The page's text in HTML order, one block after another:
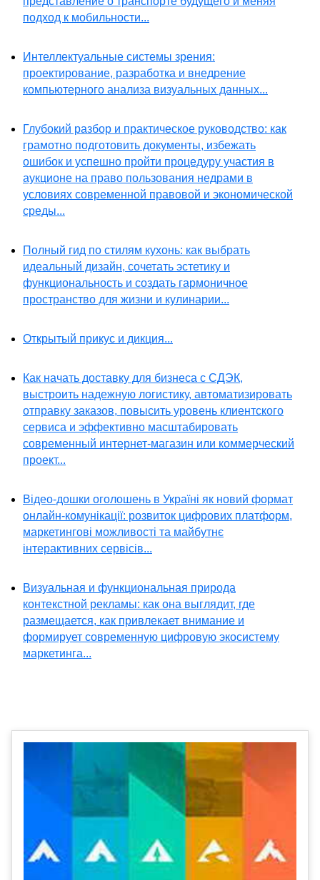
подход к мобильности...
Интеллектуальные системы зрения:
проектирование, разработка и внедрение
компьютерного анализа визуальных данных...
Глубокий разбор и практическое руководство: как
грамотно подготовить документы, избежать
ошибок и успешно пройти процедуру участия в
аукционе на право пользования недрами в
условиях современной правовой и экономической
среды...
Полный гид по стилям кухонь: как выбрать
идеальный дизайн, сочетать эстетику и
функциональность и создать гармоничное
пространство для жизни и кулинарии...
Открытый прикус и дикция...
Как начать доставку для бизнеса с СДЭК,
выстроить надежную логистику, автоматизировать
отправку заказов, повысить уровень клиентского
сервиса и эффективно масштабировать
современный интернет-магазин или коммерческий
проект...
Відео-дошки оголошень в Україні як новий формат
онлайн-комунікації: розвиток цифрових платформ,
маркетингові можливості та майбутнє
інтерактивних сервісів...
Визуальная и функциональная природа
контекстной рекламы: как она выглядит, где
размещается, как привлекает внимание и
формирует современную цифровую экосистему
маркетинга...